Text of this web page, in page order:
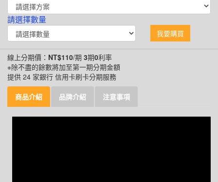
請選擇數量
我要購買
線上分期價： NT$110/期 3期0利率
※除不盡的餘數將加至第一期分期金額
提供 24 家銀行 信用卡刷卡分期服務
商品介紹 品牌介紹 注意事項